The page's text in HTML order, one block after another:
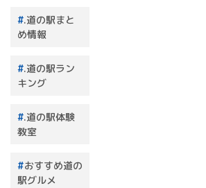
.道の駅まと
め情報
.道の駅ラン
キング
.道の駅体験
教室
おすすめ道の
駅グルメ